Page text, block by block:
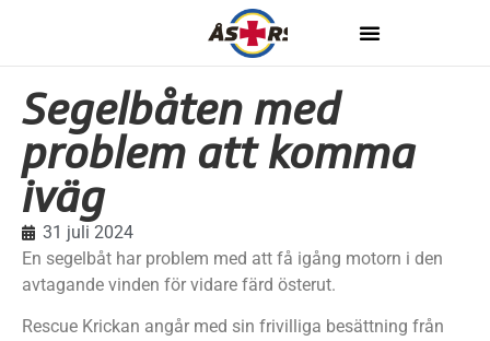
Segelbåten med
problem att komma
iväg
31 juli 2024
En segelbåt har problem med att få igång motorn i den
avtagande vinden för vidare färd österut.
Rescue Krickan angår med sin frivilliga besättning från